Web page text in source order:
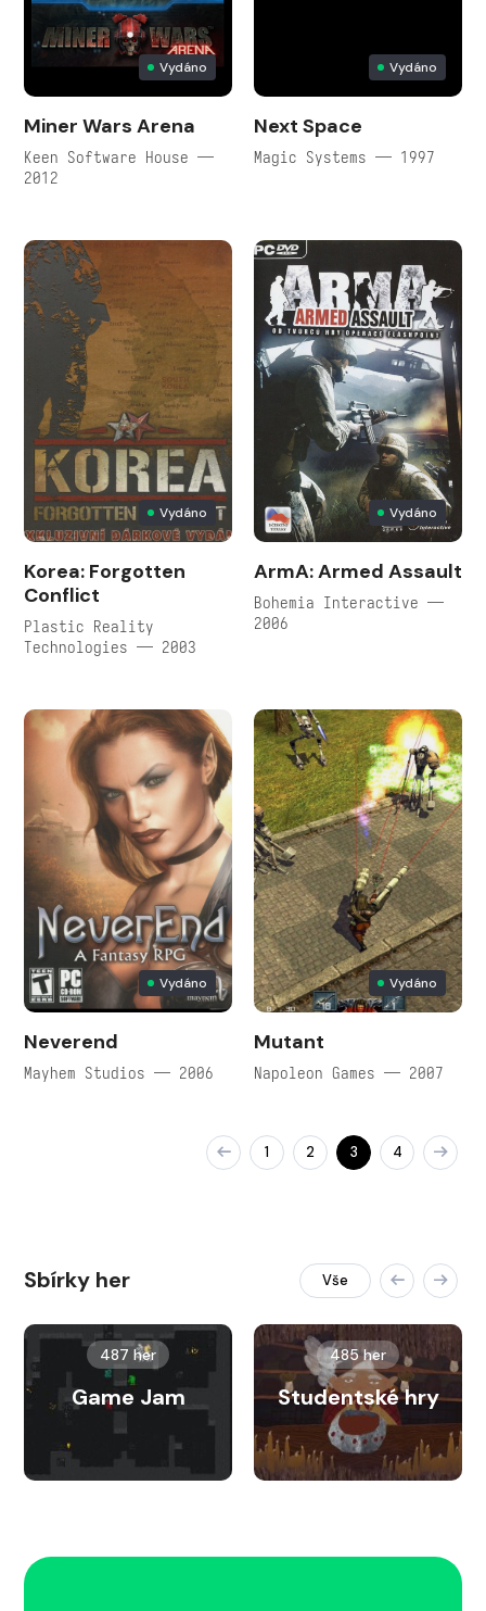
Vydáno
Miner Wars Arena
Keen Software House —
2012
Vydáno
Next Space
Magic Systems — 1997
Vydáno
Korea: Forgotten
Conflict
Plastic Reality
Technologies — 2003
Vydáno
ArmA: Armed Assault
Bohemia Interactive —
2006
Vydáno
Neverend
Mayhem Studios — 2006
Vydáno
Mutant
Napoleon Games — 2007
1 2 3 4
Sbírky her Vše
487 her
Game Jam
485 her
Studentské hry